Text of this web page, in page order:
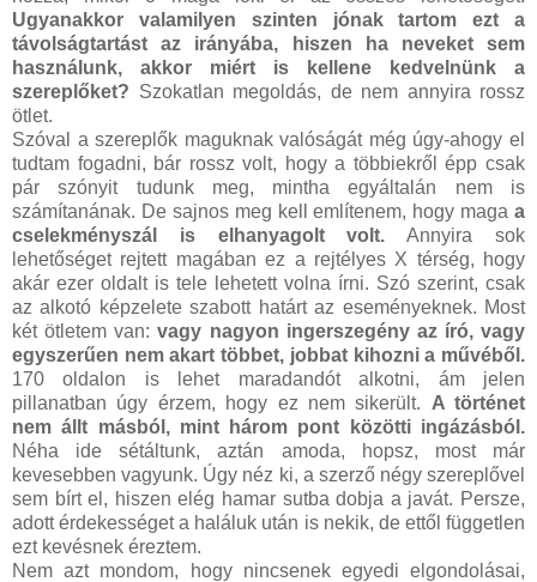
Ugyanakkor valamilyen szinten jónak tartom ezt a
távolságtartást az irányába, hiszen ha neveket sem
használunk, akkor miért is kellene kedvelnünk a
szereplőket? Szokatlan megoldás, de nem annyira rossz
ötlet.
Szóval a szereplők maguknak valóságát még úgy-ahogy el
tudtam fogadni, bár rossz volt, hogy a többiekről épp csak
pár szónyit tudunk meg, mintha egyáltalán nem is
számítanának. De sajnos meg kell említenem, hogy maga a
cselekményszál is elhanyagolt volt. Annyira sok
lehetőséget rejtett magában ez a rejtélyes X térség, hogy
akár ezer oldalt is tele lehetett volna írni. Szó szerint, csak
az alkotó képzelete szabott határt az eseményeknek. Most
két ötletem van:vagy nagyon ingerszegény az író, vagy
egyszerűen nem akart többet, jobbat kihozni a művéből.
170 oldalon is lehet maradandót alkotni, ám jelen
pillanatban úgy érzem, hogy ez nem sikerült. A történet
nem állt másból, mint három pont közötti ingázásból.
Néha ide sétáltunk, aztán amoda, hopsz, most már
kevesebben vagyunk. Úgy néz ki, a szerző négy szereplővel
sem bírt el, hiszen elég hamar sutba dobja a javát. Persze,
adott érdekességet a haláluk után is nekik, de ettől független
ezt kevésnek éreztem.
Nem azt mondom, hogy nincsenek egyedi elgondolásai,